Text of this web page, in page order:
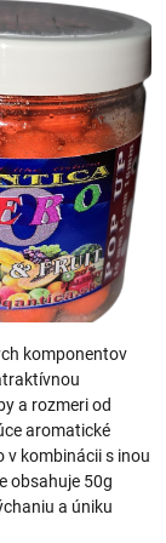
komponentov
a rozmeri od
aromatické
kombinácii s inou
obsahuje 50g
a úniku